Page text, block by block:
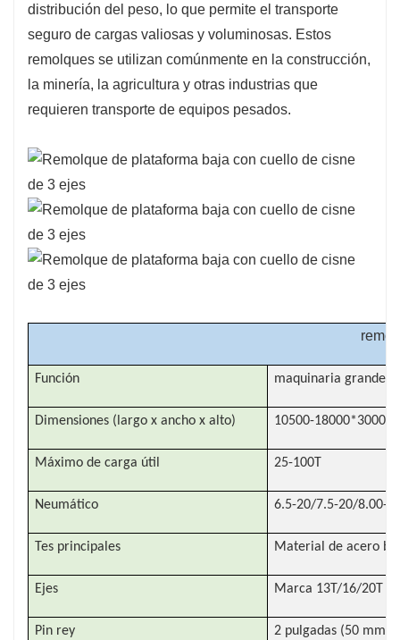
Seguridad mejorada: los remolques de
plataforma baja están diseñados teniendo en
cuenta la estabilidad y la seguridad, lo que
garantiza que las cargas pesadas estén
seguras durante el tránsito. Esto reduce el
riesgo de accidentes y daños a la carga.
Versatilidad: Los remolques de plataforma baja
son versátiles y se pueden personalizar con
diferentes configuraciones de ejes y longitudes
de plataforma para acomodar una variedad de
tipos de carga. Esta flexibilidad los hace
necesidades de transporte.
distribución del peso, lo que permite el transporte
seguro de cargas valiosas y voluminosas. Estos
remolques se utilizan comúnmente en la construcción,
la minería, la agricultura y otras industrias que
requieren transporte de equipos pesados.
Función maquinaria grande o
Dimensiones (largo x ancho x alto) 10500-18000*3000-
Máximo de carga útil 25-100T
Neumático 6.5-20/7.5-20/8.00-
Tes principales Material de acero
Ejes Marca 13T/16/20T
Pin rey 2 pulgadas (50 mm)